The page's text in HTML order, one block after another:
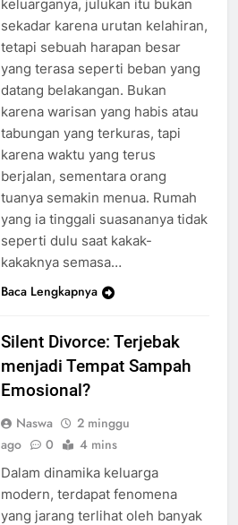
keluarganya, julukan itu bukan
sekadar karena urutan kelahiran,
tetapi sebuah harapan besar
yang terasa seperti beban yang
datang belakangan. Bukan
karena warisan yang habis atau
tabungan yang terkuras, tapi
karena waktu yang terus
berjalan, sementara orang
tuanya semakin menua. Rumah
yang ia tinggali suasananya tidak
seperti dulu saat kakak-
kakaknya semasa…
Baca Lengkapnya
Silent Divorce: Terjebak
menjadi Tempat Sampah
Emosional?
Naswa
2 minggu
ago
0 4 mins
Dalam dinamika keluarga
modern, terdapat fenomena
yang jarang terlihat oleh banyak